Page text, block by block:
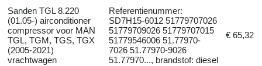
Sanden TGL 8.220
(01.05-) airconditioner
compressor voor MAN
TGL, TGM, TGS, TGX
(2005-2021)
vrachtwagen
Referentienummer:
SD7H15-6012 51779707026
51779709026 51779707015
51779546006 51.77970-
7026 51.77970-9026
51.77970..., brandstof: diesel
€ 65,32